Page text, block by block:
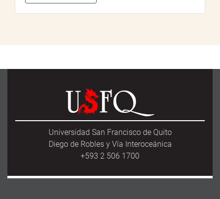
Universidad San Francisco de Quito
Diego de Robles y Vía Interoceánica
+593 2 506 1700